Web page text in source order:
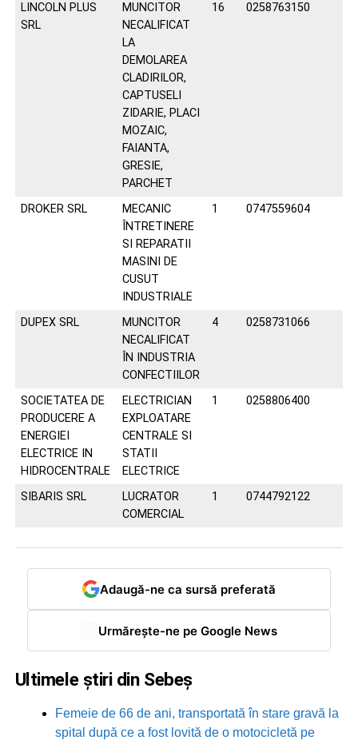
LINCOLN PLUS
SRL
MUNCITOR
NECALIFICAT
LA
DEMOLAREA
CLADIRILOR,
CAPTUSELI
ZIDARIE, PLACI
MOZAIC,
FAIANTA,
GRESIE,
PARCHET
16 0258763150
DROKER SRL
MECANIC
ÎNTRETINERE
SI REPARATII
MASINI DE
CUSUT
INDUSTRIALE
1 0747559604
DUPEX SRL
MUNCITOR
NECALIFICAT
ÎN INDUSTRIA
CONFECTIILOR
4 0258731066
SOCIETATEA DE
PRODUCERE A
ENERGIEI
ELECTRICE IN
HIDROCENTRALE
ELECTRICIAN
EXPLOATARE
CENTRALE SI
STATII
ELECTRICE
1 0258806400
SIBARIS SRL
LUCRATOR
COMERCIAL
1 0744792122
Adaugă-ne ca sursă preferată
Urmărește-ne pe Google News
Ultimele știri din Sebeș
Femeie de 66 de ani, transportată în stare gravă la
spital după ce a fost lovită de o motocicletă pe